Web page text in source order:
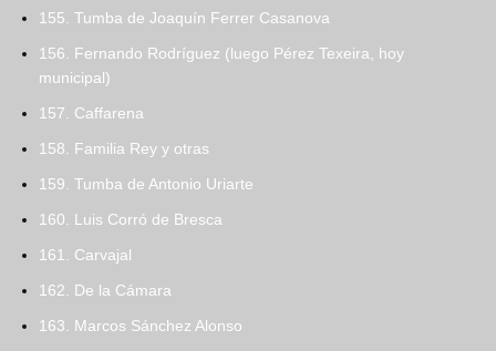
155. Tumba de Joaquín Ferrer Casanova
156. Fernando Rodríguez (luego Pérez Texeira, hoy
municipal)
157. Caffarena
158. Familia Rey y otras
159. Tumba de Antonio Uriarte
160. Luis Corró de Bresca
161. Carvajal
162. De la Cámara
163. Marcos Sánchez Alonso